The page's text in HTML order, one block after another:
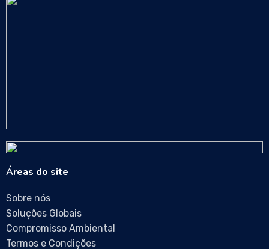
Áreas do site
Sobre nós
Soluções Globais
Compromisso Ambiental
Termos e Condições